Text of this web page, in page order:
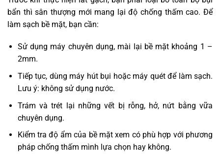
bẩn thì sân thượng mới mang lại độ chống thấm cao. Để
làm sạch bề mặt, bạn cần:
Sử dụng máy chuyên dụng, mài lại bề mặt khoảng 1 –
2mm.
Tiếp tục, dùng máy hút bụi hoặc máy quét để làm sạch.
Lưu ý: không sử dụng nước.
Trám và trét lại những vết bị rỗng, hở, nứt bằng vữa
chuyên dụng.
Kiểm tra độ ẩm của bề mặt xem có phù hợp với phương
pháp chống thấm mình lựa chọn hay không.